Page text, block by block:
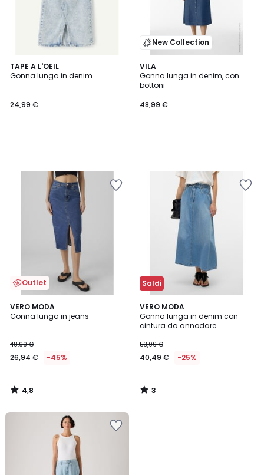
TAPE A L'OEIL
Gonna lunga in denim
24,99 €
New Collection
VILA
Gonna lunga in denim, con
bottoni
48,99 €
Outlet
VERO MODA
Gonna lunga in jeans
48,99 €
26,94 € -45%
4,8
/ 5
4,8
/
Saldi
VERO MODA
Gonna lunga in denim con
cintura da annodare
53,99 €
40,49 € -25%
3
/
5
3
/